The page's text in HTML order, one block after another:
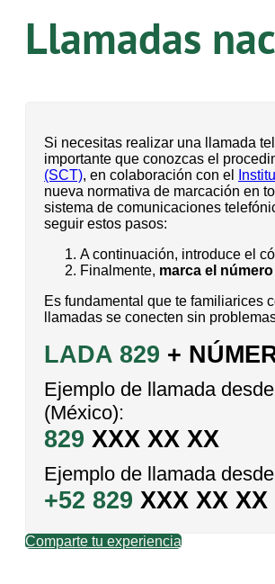
Llamadas
Si necesitas realizar una llamada
importante que conozcas el
(SCT), en colaboración con el
nueva normativa de marcación en
sistema de comunicaciones
seguir estos pasos:
A continuación, introduce el
Finalmente, marca el
Es fundamental que te familiarices
llamadas se conecten sin
LADA 829 +
Ejemplo de llamada
(México):
829 XXX XX XX
Ejemplo de llamada
+52 829 XXX XX XX
Comparte tu experiencia